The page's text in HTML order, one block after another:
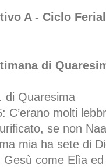
A - Ciclo
di
di Quaresima
C’erano molti
se non
mia ha sete di
Gesù come Elìa